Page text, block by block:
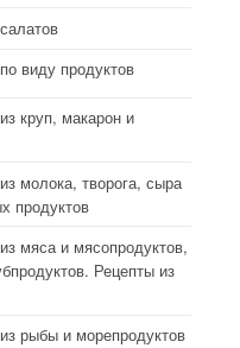
виду продуктов
круп, макарон и
молока, творога, сыра
продуктов
мяса и мясопродуктов,
Рецепты из
рыбы и морепродуктов